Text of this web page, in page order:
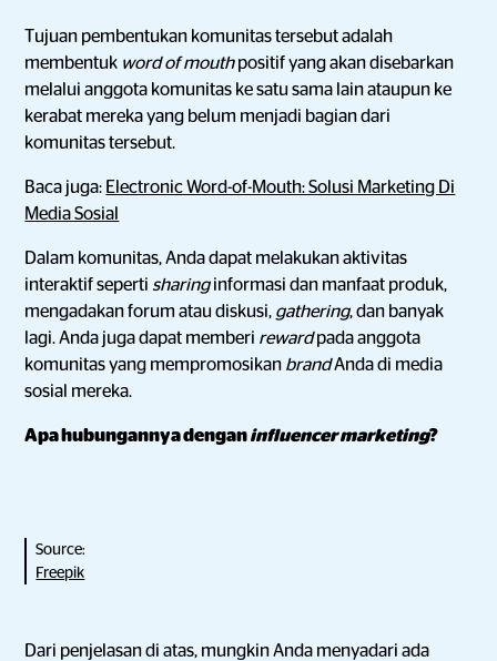
Tujuan pembentukan komunitas tersebut adalah
membentuk word of mouthpositif yang akan disebarkan
melalui anggota komunitas ke satu sama lain ataupun ke
kerabat mereka yang belum menjadi bagian dari
komunitas tersebut.
Baca juga: Electronic Word-of-Mouth: Solusi Marketing Di
Media Sosial
Dalam komunitas, Anda dapat melakukan aktivitas
interaktif seperti sharinginformasi dan manfaat produk,
mengadakan forum atau diskusi, gathering, dan banyak
lagi. Anda juga dapat memberi rewardpada anggota
komunitas yang mempromosikan brandAnda di media
sosial mereka.
Apa hubungannya denganinfluencer marketing?
Source:
Freepik
Dari penjelasan di atas, mungkin Anda menyadari ada